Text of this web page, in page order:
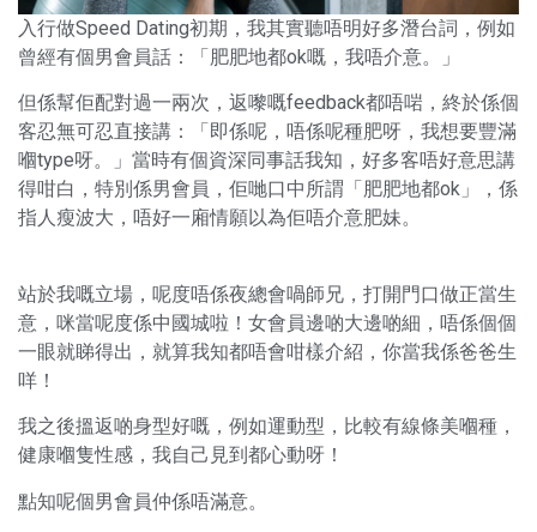
入行做Speed Dating初期，我其實聽唔明好多潛台詞，例如
曾經有個男會員話：「肥肥地都ok嘅，我唔介意。」
但係幫佢配對過一兩次，返嚟嘅feedback都唔啱，終於係個
客忍無可忍直接講：「即係呢，唔係呢種肥呀，我想要豐滿
嗰type呀。」當時有個資深同事話我知，好多客唔好意思講
得咁白，特別係男會員，佢哋口中所謂「肥肥地都ok」，係
指人瘦波大，唔好一廂情願以為佢唔介意肥妹。
站於我嘅立場，呢度唔係夜總會喎師兄，打開門口做正當生
意，咪當呢度係中國城啦！女會員邊啲大邊啲細，唔係個個
一眼就睇得出，就算我知都唔會咁樣介紹，你當我係爸爸生
咩！
我之後搵返啲身型好嘅，例如運動型，比較有線條美嗰種，
健康嗰隻性感，我自己見到都心動呀！
點知呢個男會員仲係唔滿意。